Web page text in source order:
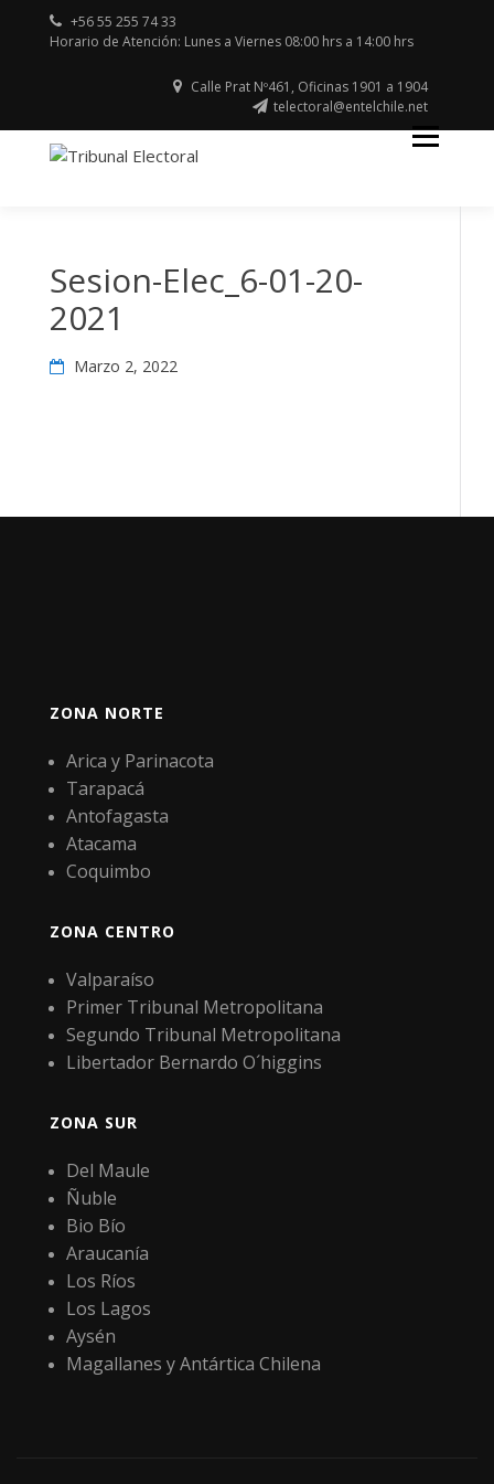
+56 55 255 74 33
Horario de Atención: Lunes a Viernes 08:00 hrs a 14:00 hrs
Calle Prat Nº461, Oficinas 1901 a 1904
telectoral@entelchile.net
Sesion-Elec_6-01-20-
2021
Marzo 2, 2022
ZONA NORTE
Arica y Parinacota
Tarapacá
Antofagasta
Atacama
Coquimbo
ZONA CENTRO
Valparaíso
Primer Tribunal Metropolitana
Segundo Tribunal Metropolitana
Libertador Bernardo O´higgins
ZONA SUR
Del Maule
Ñuble
Bio Bío
Araucanía
Los Ríos
Los Lagos
Aysén
Magallanes y Antártica Chilena